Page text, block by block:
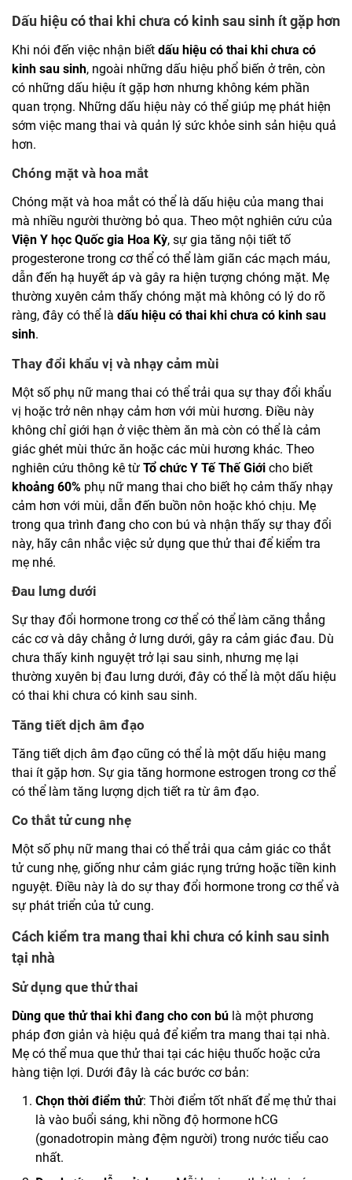
Dấu hiệu có thai khi chưa có kinh sau sinh ít gặp hơn
Khi nói đến việc nhận biết dấu hiệu có thai khi chưa có
kinh sau sinh, ngoài những dấu hiệu phổ biến ở trên, còn
có những dấu hiệu ít gặp hơn nhưng không kém phần
quan trọng. Những dấu hiệu này có thể giúp mẹ phát hiện
sớm việc mang thai và quản lý sức khỏe sinh sản hiệu quả
hơn.
Chóng mặt và hoa mắt
Chóng mặt và hoa mắt có thể là dấu hiệu của mang thai
mà nhiều người thường bỏ qua. Theo một nghiên cứu của
Viện Y học Quốc gia Hoa Kỳ, sự gia tăng nội tiết tố
progesterone trong cơ thể có thể làm giãn các mạch máu,
dẫn đến hạ huyết áp và gây ra hiện tượng chóng mặt. Mẹ
thường xuyên cảm thấy chóng mặt mà không có lý do rõ
ràng, đây có thể là dấu hiệu có thai khi chưa có kinh sau
sinh.
Thay đổi khẩu vị và nhạy cảm mùi
Một số phụ nữ mang thai có thể trải qua sự thay đổi khẩu
vị hoặc trở nên nhạy cảm hơn với mùi hương. Điều này
không chỉ giới hạn ở việc thèm ăn mà còn có thể là cảm
giác ghét mùi thức ăn hoặc các mùi hương khác. Theo
nghiên cứu thông kê từ Tổ chức Y Tế Thế Giới cho biết
khoảng 60% phụ nữ mang thai cho biết họ cảm thấy nhạy
cảm hơn với mùi, dẫn đến buồn nôn hoặc khó chịu. Mẹ
trong qua trình đang cho con bú và nhận thấy sự thay đổi
này, hãy cân nhắc việc sử dụng que thử thai để kiểm tra
mẹ nhé.
Đau lưng dưới
Sự thay đổi hormone trong cơ thể có thể làm căng thẳng
các cơ và dây chằng ở lưng dưới, gây ra cảm giác đau. Dù
chưa thấy kinh nguyệt trở lại sau sinh, nhưng mẹ lại
thường xuyên bị đau lưng dưới, đây có thể là một dấu hiệu
có thai khi chưa có kinh sau sinh.
Tăng tiết dịch âm đạo
Tăng tiết dịch âm đạo cũng có thể là một dấu hiệu mang
thai ít gặp hơn. Sự gia tăng hormone estrogen trong cơ thể
có thể làm tăng lượng dịch tiết ra từ âm đạo.
Co thắt tử cung nhẹ
Một số phụ nữ mang thai có thể trải qua cảm giác co thắt
tử cung nhẹ, giống như cảm giác rụng trứng hoặc tiền kinh
nguyệt. Điều này là do sự thay đổi hormone trong cơ thể và
sự phát triển của tử cung.
Cách kiểm tra mang thai khi chưa có kinh sau sinh
tại nhà
Sử dụng que thử thai
Dùng que thử thai khi đang cho con bú là một phương
pháp đơn giản và hiệu quả để kiểm tra mang thai tại nhà.
Mẹ có thể mua que thử thai tại các hiệu thuốc hoặc cửa
hàng tiện lợi. Dưới đây là các bước cơ bản:
Chọn thời điểm thử: Thời điểm tốt nhất để mẹ thử thai
là vào buổi sáng, khi nồng độ hormone hCG
(gonadotropin màng đệm người) trong nước tiểu cao
nhất.